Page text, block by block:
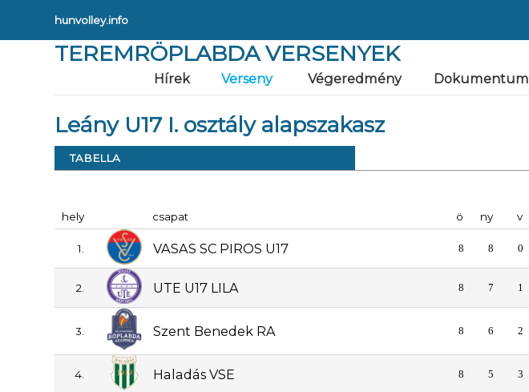
hunvolley.info
TEREMRÖPLABDA VERSENYEK
Hírek Verseny Végeredmény Dokumentum
Leány U17 I. osztály alapszakasz
TABELLA
hely
csapat ö ny v
1. VASAS SC PIROS U17 8 8 0
2. UTE U17 LILA 8 7 1
3. Szent Benedek RA 8 6 2
4. Haladás VSE 8 5 3